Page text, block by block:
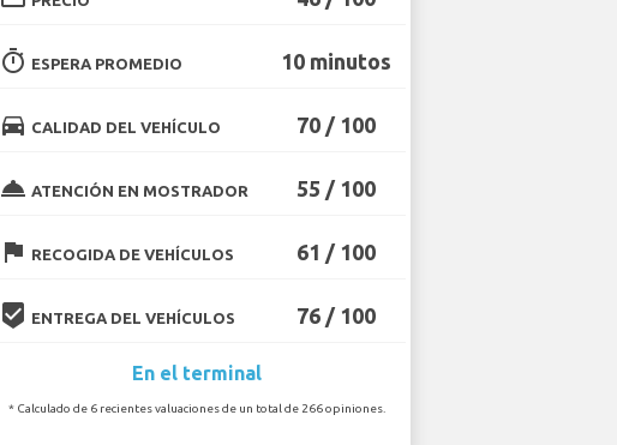
timer ESPERA PROMEDIO 10 minutos
directions_car CALIDAD DEL VEHÍCULO 70 / 100
room_service ATENCIÓN EN MOSTRADOR 55 / 100
flag RECOGIDA DE VEHÍCULOS 61 / 100
beenhere ENTREGA DEL VEHÍCULOS 76 / 100
En el terminal
* Calculado de 6 recientes valuaciones de un total de 266 opiniones.